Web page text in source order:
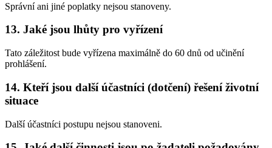
Správní ani jiné poplatky nejsou stanoveny.
13. Jaké jsou lhůty pro vyřízení
Tato záležitost bude vyřízena maximálně do 60 dnů od učinění
prohlášení.
14. Kteří jsou další účastníci (dotčení) řešení životní
situace
Další účastníci postupu nejsou stanoveni.